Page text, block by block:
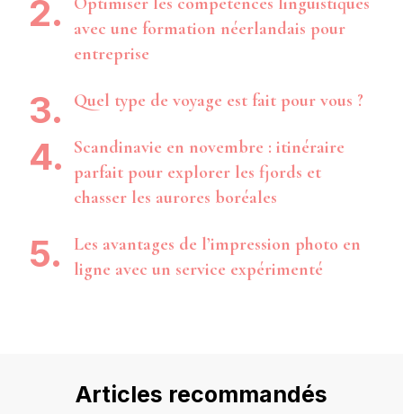
avec une formation néerlandais pour
entreprise
Quel type de voyage est fait pour vous ?
Scandinavie en novembre : itinéraire
parfait pour explorer les fjords et
chasser les aurores boréales
Les avantages de l’impression photo en
ligne avec un service expérimenté
Articles recommandés